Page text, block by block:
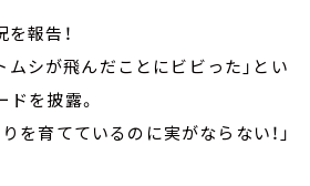
報告！
シが飛んだことにビビった」とい
を披露。
を育てているのに実がならない！」